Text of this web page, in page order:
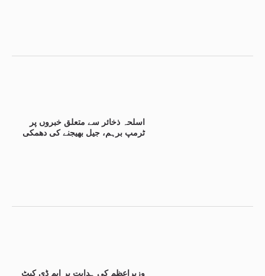
اسلحہ ذخائر سے متعلق خبروں پر
ٹرمپ برہم، جیل بھیجنے کی دھمکی
وزیراعظم کی ہدایت پر ایم ڈی کیٹ